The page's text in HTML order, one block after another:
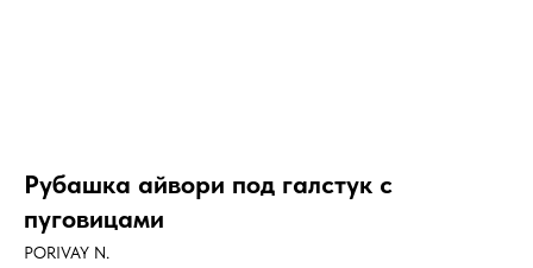
Рубашка айвори под галстук с
пуговицами
PORIVAY N.